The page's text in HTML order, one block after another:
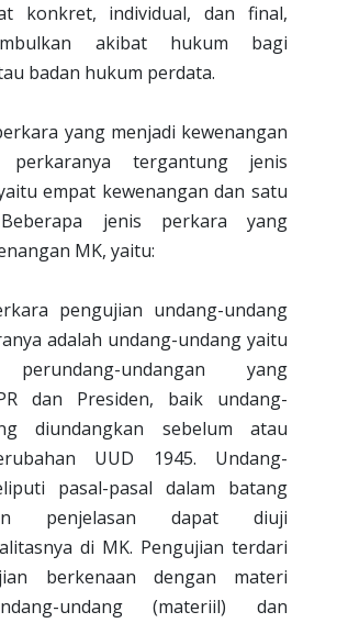
konkret, individual, dan final,
akibat hukum bagi
badan hukum perdata.
yang menjadi kewenangan
tergantung jenis
empat kewenangan dan satu
jenis perkara yang
MK, yaitu:
pengujian undang-undang
adalah undang-undang yaitu
undangan yang
dan Presiden, baik undang-
diundangkan sebelum atau
UUD 1945. Undang-
pasal-pasal dalam batang
penjelasan dapat diuji
di MK. Pengujian terdari
berkenaan dengan materi
undang (materiil) dan